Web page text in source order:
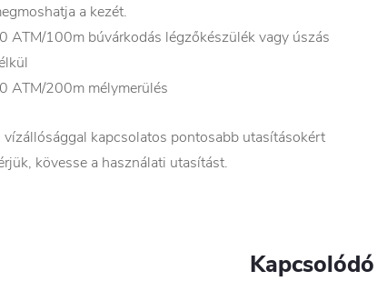
a kezét.
ATM/100m búvárkodás légzőkészülék vagy úszás
ATM/200m mélymerülés
vízállósággal kapcsolatos pontosabb utasításokért
kövesse a használati utasítást.